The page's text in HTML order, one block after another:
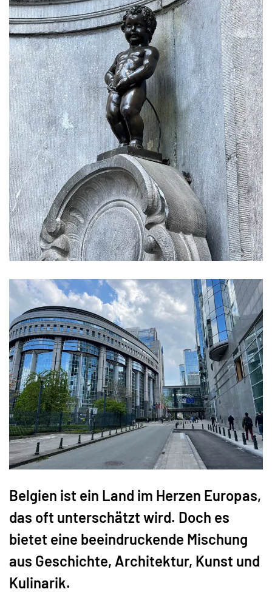
Belgien ist ein Land im Herzen Europas,
das oft unterschätzt wird. Doch es
bietet eine beeindruckende Mischung
aus Geschichte, Architektur, Kunst und
Kulinarik.